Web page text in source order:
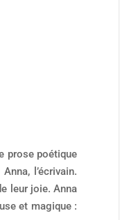
prose poétique
l’écrivain.
leur joie. Anna
et magique :